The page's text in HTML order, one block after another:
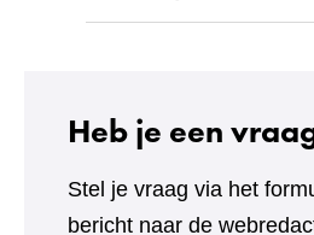
Heb je een
Stel je vraag via het
bericht naar de